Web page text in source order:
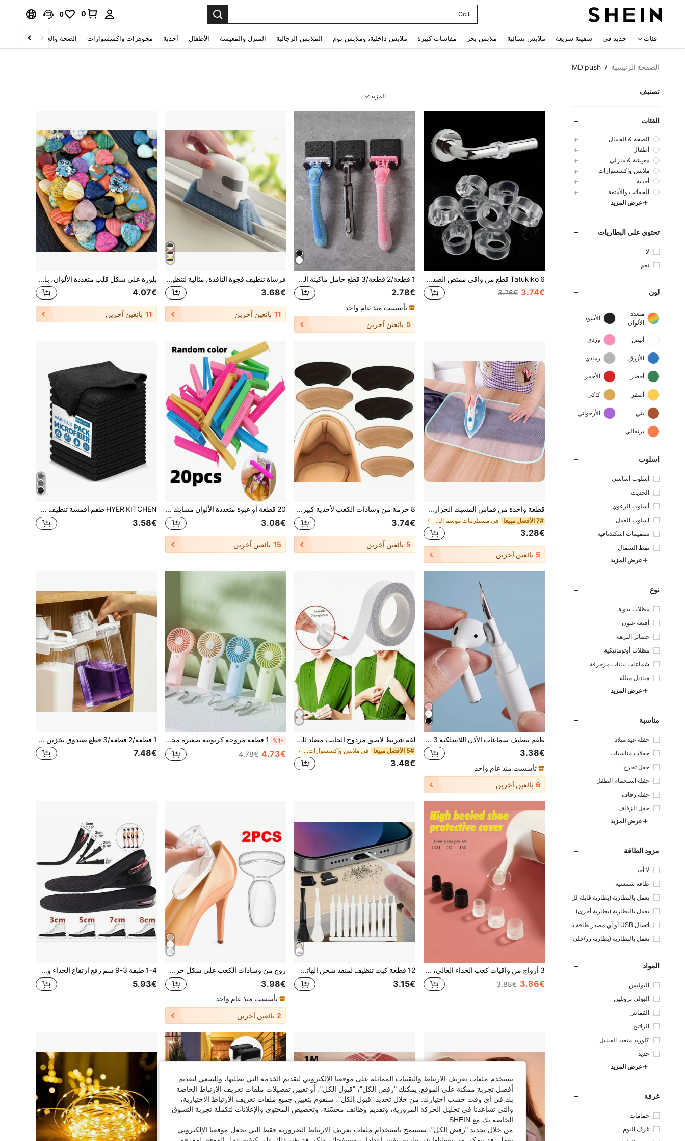
Sheglam
0
0
فئات جديد في سفينة سريعة ملابس نسائية ملابس بحر مقاسات كبيرة ملابس داخلية، وملابس نوم الملابس الرجالية المنزل والمعيشة الأطفال أحذية مجوهرات واكسسوارات الصحة والجمال
الصفحة الرئيسية /
MD push
تصنيف
الفئات
الصحة & الجمال
أطفال
معيشة & منزلي
ملابس واكسسوارات
أحذية
الحقائب والأمتعة
عرض المزيد
تحتوي على البطاريات
لا
نعم
لون
متعدد
الألوان
الأسود
أبيض وردي
الأزرق رمادي
أخضر الأحمر
أصفر كاكي
بني الأرجواني
برتقالي
أسلوب
أسلوب أساسي
الحديث
أسلوب الرعوي
اسلوب العمل
تصميمات اسكندنافية
نمط الشمال
عرض المزيد
نوع
مظلات يدوية
أقنعة عيون
حصائر النزهة
مظلات أوتوماتيكية
شماعات نباتات مزخرفة
مناديل مبللة
عرض المزيد
مناسبة
حفلة عيد ميلاد
حفلات مناسبات
حفل تخرج
حفلة استحمام الطفل
حفلة زفاف
حفل الزفاف
عرض المزيد
مزود الطاقة
لا أحد
طاقة شمسية
يعمل بالبطارية (بطارية قابلة لل
يعمل بالبطارية (بطارية أخرى)
اتصال USB أو أي مصدر طاقة ت
يار مستمر آخر
يعمل بالبطارية (بطارية زر/خلي
المواد
البوليس
تر
البولي بروبلين
القماش
الراتنج
كلوريد متعدد الفينيل
حديد
عرض المزيد
غرفة
حمامات
غرف النوم
المزيد
Tatukiko 6 قطع من واقي ممتص الصدمات لمقبض الباب، واقيات الحائط، سدادة الباب، عازل للوسادة
3.74€
3.76€
1 قطعة/2 قطعة/3 قطع حامل ماكينة الحلاقة بدون ثقب، خطاف لتعليق السلك الكهربائي على الحائط لتعليق الملابس والحقائب
2.78€
تأسست منذ عام واحد
5 بائعين آخرين
فرشاة تنظيف فجوة النافذة، مثالية لتنظيف زجاج النوافذ وتنظيف الزوايا قطعة واحدة
3.68€
11 بائعين آخرين
بلورة على شكل قلب متعددة الألوان، بلورة على شكل قلب تأسر القلب، حجر كريم مثالي للحب، يساعد على توازن الطاقة الروحية، مناسب للتأمل، مثالي كهدية، أيضًا لتزيين المجوهرات DIY (لون عشوائي)
4.07€
11 بائعين آخرين
قطعة واحدة من قماش المشبك الحراري الواقي، وسادة للكي، لوح كي، شبكة واقية لديكور المنزل، المطبخ، غرفة النوم، المكتب، المدرسة، لوازم العودة للمدرسة
7# الأفضل مبيعا في مستلزمات موسم العودة إلى المدرسة أساسيات المنزل
3.28€
5 بائعين آخرين
8 حزمة من وسادات الكعب لأحذية كبيرة الحجم، واقيات الكعب اللاصقة لتحسين مطابقة الحذاء والراحة، منع انزلاق الكعب والفقاعات، اكسسوارات الأحذية والأحذية، لوازم العودة إلى المدرسة، العزل، عيد الحب، الجراء، الكرنفال، ديكورات الحفلات، الأحذية، اختيارات الربيع والصيف، هدايا الخدم العروس، غرفة، ديكور غرفة النوم، الشاطئ، السفر، للرجال، للنساء، عطلة، أشياء جميلة، هدية عيد الأم، ديكور غرفة النوم، الحديقة، ديكور المطبخ، الصيف، الشاطئ، لوازم السفر، ديكور الغرفة، سكوشي، التخرج، رف الأحذية، موفر التخزين، الخارج، الحديقة، لوازم السفر، محمول، لوازم الشاطئ، موسم التخرج، الحفل، حفل التخرج، هدية التخرج، هدية التخرج، تهنئة الخريج، تهنئة الخريج، المتفوق، إنهاء المدرسة، حفلة التخرج
3.74€
5 بائعين آخرين
20 قطعة أو عبوة متعددة الألوان مشابك إغلاق الطعام المحمولة، مشابك حفظ الوجبات الخفيفة مقاومة للرطوبة ومحكمة الإغلاق، متوفرة بأحجام متعددة، ضرورية لتخزين السكن الجامعي والسفر والمطبخ، منظم حفلات عيد الميلاد والهالوين، توفير المساحة
3.08€
15 بائعين آخرين
HYER KITCHEN طقم أقمشة تنظيف سوداء للأسطح المستوية، فائقة اللين، سريعة الجفاف وماصة، مناسبة للمطبخ والحمام والمنزل، مستلزمات منزلية
3.58€
طقم تنظيف سماعات الأذن اللاسلكية 3 في 1 - مثالي
3.38€
تأسست منذ عام واحد
6 بائعين آخرين
لفة شريط لاصق مزدوج الجانب مضاد للضوء - مناسب لصق الصدر على الملابس، ملصقات الفستان. أفضل منتج فردي للفساتين الصيفية المريحة! العناية بالجسم للسفر والرياضة والخارج والحزام
5# الأفضل مبيعا في ملابس وإكسسوارات مضادة للانزلاق
3.48€
%1- 1 قطعة مروحة كرتونية صغيرة محمولة تعمل بالبطارية، محمولة للصيف وللخارج والرياضة والسفر والمطبخ وغرفة النوم والمدرسة والمكتب وللمرأة والرجل والأطفال والبالغين، اختيارات الربيع والصيف، هدايا وصيفات العروس، الغرفة، ديكور غرفة النوم، ديكور غرفة النوم، الشاطئ، السفر، للرجال، للنساء، العطلة، أشياء لطيفة، هدية عيد الأم، ديكور غرفة النوم، الحديقة، ديكور المطبخ، الصيف، الشاطئ، ضروريات السفر، ديكور الغرفة، إسفنجي، التخرج، الخارج، الحديقة، ضروريات السفر، ضروريات محمولة، ضروريات الشاطئ، موسم التخرج، حفل التخرج، حفل التخرج، هدية التخرج، هدية التخرج، هدية التخرج، هدية التخرج، تهانينا للخريج، تهانينا للخريج، المتفوق، إنهاء المدرسة، حفل التخرج، ضروريات الخارج، السفر المحمول، ضروريات المشي لمسافات طويلة، ضروريات التخييم، أدوات محمولة، ضروريات الصيف، الصيف المحمول، ضروري
4.73€
4.78€
1 قطعة/2 قطعة/3 قطع صندوق تخزين مسحوق الغسيل شفاف مقاوم للرطوبة مع كوب قياس، حاوية محكمة الإغلاق لتخزين مسحوق/سائل الغسيل المختلفة، ديكور منزلي للحمام، ديكور الخريف، عودة إلى المدرسة
7.48€
3 أزواج من واقيات كعب الحذاء العالي، مضادة للضوضاء، مضادة للانزلاق، مضادة للاحتكاك، إكسسوارات للأحذية والأحذية الطويلة، بوت، اختيارات الربيع والصيف، هدايا لوصيفات العروس، غرفة، شاطئ، سفر، للرجال، للنساء، عطلة، أشياء جميلة، هدية عيد الأم، حديقة، صيف، شاطئ، لين، تخرج، رف الأحذية، موفر التخزين، حفل التخرج، تهنئة للخريج، حفلة التخرج
3.86€
3.88€
12 قطعة كيت تنظيف لمنفذ شحن الهاتف المحمول ولوحة المفاتيح الكمبيوتر ورأس الحمام، مفتاح سد الأنابيب، منظف الفجوات، فرشاة صغيرة، فرشاة لوحة المفاتيح، إلخ. للمطبخ والحمام والمنزل وتوريدات المنزل (مواصفات متعددة)
3.15€
زوج من وسادات الكعب على شكل حرف T للنساء، ملصقات كعب مضادة للانزلاق، وسادات كعب مرتفع مضادة للتآكل، إدراج نصف الحجم للأحذية لضبط الحجم، إكسسوارات الأحذية والأحذية، لوازم العودة إلى المدرسة، عزيزتي، جرو، كرنفال، ديكورات الحفلات، بوت، اختيارات الربيع والصيف، هدايا الخدم، غرفة، ديكور غرفة النوم، ديكور غرفة النوم، شاطئ، سفر، للرجال، للنساء، عطلة، أشياء جميلة، هدية عيد الأم، ديكور غرفة النوم، حديقة، ديكور المطبخ، صيف، شاطئ، لوازم السفر، ديكور الغرفة، سكوشي، تخرج، رف الأحذية، موفر التخزين، خارجي، حديقة، لوازم السفر، محمول، لوازم الشاطئ، موسم التخرج، حفل التخرج، حفل التخرج، هدية التخرج، هدية التخرج، تهانينا للخريج، تهانينا للخريج، أفضل طالب، إنهاء المدرسة، حفلة التخرج
3.98€
تأسست منذ عام واحد
2 بائعين آخرين
1-4 طبقة 3-9 سم رفع ارتفاع الحذاء وسادة داخلية زيادة الارتفاع وسادة هوائية وسادة، إكسسوارات الأحذية والأحذية، بوت، اختيارات الربيع والصيف، هدايا لوصيفات العروس، غرفة، شاطئ، سفر، للرجال، للنساء، عطلة، أشياء جميلة، هدية عيد الأم، حديقة، ديكور المطبخ، صيف، شاطئ، ضروريات السفر، ديكور الغرفة، سكوشي، تخرج، رف الأحذية، موفر التخزين، خارجي، حديقة، حفل التخرج، حفل التخرج، تهنئة الخريج، تهنئة الخريج، أفضل طالب، إنهاء المدرسة، حفلة التخرج
5.93€
نستخدم ملفات تعريف الارتباط والتقنيات المماثلة على موقعنا الإلكتروني لتقديم الخدمة التي تطلبها، وللسعي لتقديم
أفضل تجربة ممكنة على الموقع. يمكنك "رفض الكل"، "قبول الكل"، أو تعيين تفضيلات ملفات تعريف الارتباط الخاصة
بك في أي وقت حسب اختيارك. من خلال تحديد "قبول الكل"، سنقوم بتعيين جميع ملفات تعريف الارتباط الاختيارية،
والتي تساعدنا في تحليل الحركة المرورية، وتقديم وظائف محسّنة، وتخصيص المحتوى والإعلانات لتكملة تجربة التسوق
الخاصة بك مع SHEIN.
من خلال تحديد "رفض الكل"، ستسمح باستخدام ملفات تعريف الارتباط الضرورية فقط التي تجعل موقعنا الإلكتروني